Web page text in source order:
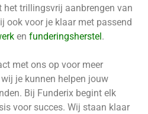
het trillingsvrij aanbrengen van
ook voor je klaar met passend
en funderingsherstel.
met ons op voor meer
je kunnen helpen jouw
Bij Funderix begint elk
voor succes. Wij staan klaar